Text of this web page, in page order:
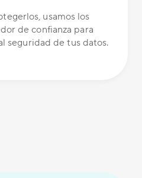
usamos los
de confianza para
seguridad de tus datos.